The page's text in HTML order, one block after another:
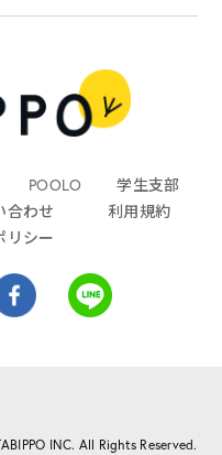
POOLO
学生支部
合わせ
利用規約
リシー
INC. All Rights Reserved.